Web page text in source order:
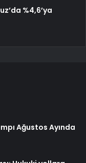
%4,6’ya
Ağustos Ayında